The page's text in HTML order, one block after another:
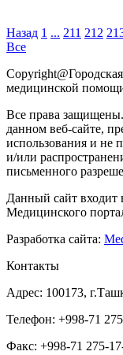
Назад 1 ... 211 212
Все
медицинской
Все права
данном веб-сайте,
использования и не
и/или
письменного
Данный сайт
Медицинского
Разработка сайта:
Контакты
Адрес: 100173,
Телефон: +998-71
Факс: +998-71 275-